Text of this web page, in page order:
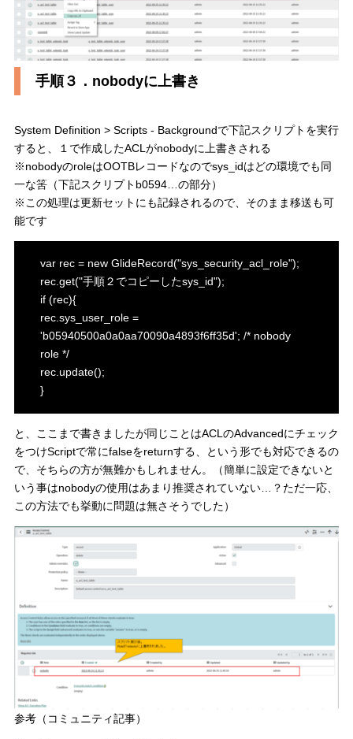
手順３．nobodyに上書き
System Definition > Scripts - Backgroundで下記スクリプトを実行
すると、１で作成したACLがnobodyに上書きされる
※nobodyのroleはOOTBレコードなのでsys_idはどの環境でも同
一な筈（下記スクリプトb0594…の部分）
※この処理は更新セットにも記録されるので、そのまま移送も可
能です
var rec = new GlideRecord("sys_security_acl_role");
rec.get("手順２でコピーしたsys_id");
if (rec){
rec.sys_user_role =
'b05940500a0a0aa70090a4893f6ff35d'; /* nobody
role */
rec.update();
}
と、ここまで書きましたが同じことはACLのAdvancedにチェック
をつけScriptで常にfalseをreturnする、という形でも対応できるの
で、そちらの方が無難かもしれません。（簡単に設定できないと
いう事はnobodyの使用はあまり推奨されていない…？ただ一応、
この方法でも挙動に問題は無さそうでした）
参考（コミュニティ記事）